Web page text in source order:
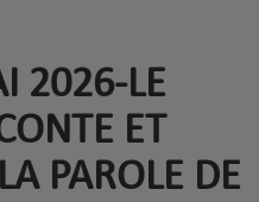
2026-LE
ET
PAROLE DE